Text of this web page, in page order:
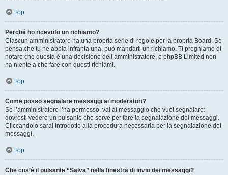
Top
Perché ho ricevuto un richiamo?
Ciascun amministratore ha una propria serie di regole per la propria Board. Se
pensa che tu ne abbia infranta una, può mandarti un richiamo. Ti preghiamo di
notare che questa è una decisione dell’amministratore, e phpBB Limited non
ha niente a che fare con questi richiami.
Top
Come posso segnalare messaggi ai moderatori?
Se l’amministratore l’ha permesso, vai al messaggio che vuoi segnalare:
dovresti vedere un pulsante che serve per fare la segnalazione dei messaggi.
Cliccandolo sarai introdotto alla procedura necessaria per la segnalazione dei
messaggi.
Top
Che cos’è il pulsante “Salva” nella finestra di invio dei messaggi?